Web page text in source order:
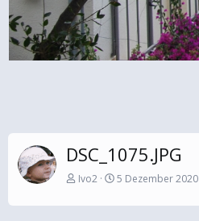
DSC_1075.JPG
Ivo2 5 Dezember 2020